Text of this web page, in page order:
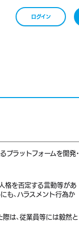
ログイン
プラットフォームを開発・
人格を否定する言動等があ
も、ハラスメント行為か
は、従業員等には毅然と